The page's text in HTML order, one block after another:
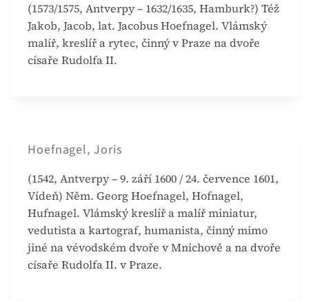
(1573/1575, Antverpy – 1632/1635, Hamburk?) Též
Jakob, Jacob, lat. Jacobus Hoefnagel. Vlámský
malíř, kreslíř a rytec, činný v Praze na dvoře
císaře Rudolfa II.
Hoefnagel, Joris
(1542, Antverpy – 9. září 1600 / 24. července 1601,
Vídeň) Něm. Georg Hoefnagel, Hofnagel,
Hufnagel. Vlámský kreslíř a malíř miniatur,
vedutista a kartograf, humanista, činný mimo
jiné na vévodském dvoře v Mnichově a na dvoře
císaře Rudolfa II. v Praze.